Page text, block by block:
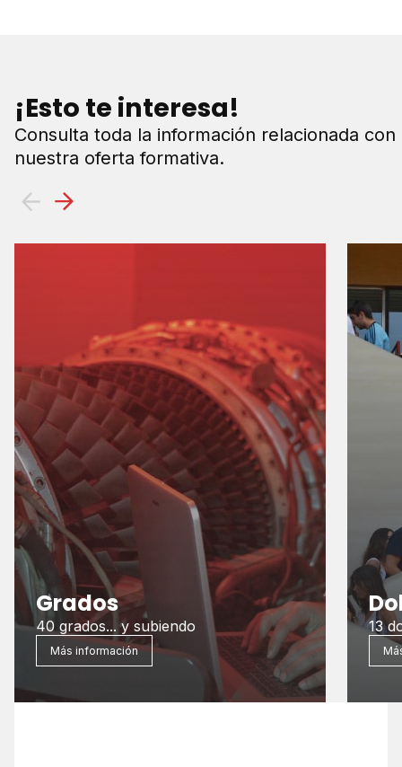
¡Esto te interesa!
Consulta toda la información relacionada con
nuestra oferta formativa.
Grados
40 grados... y subiendo
Más información
13